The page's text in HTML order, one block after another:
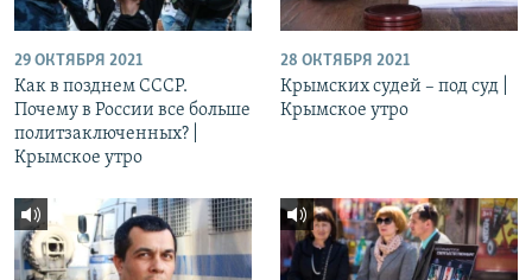
29 ОКТЯБРЯ 2021
Как в позднем СССР.
Почему в России все больше
политзаключенных? |
Крымское утро
28 ОКТЯБРЯ 2021
Крымских судей – под суд |
Крымское утро